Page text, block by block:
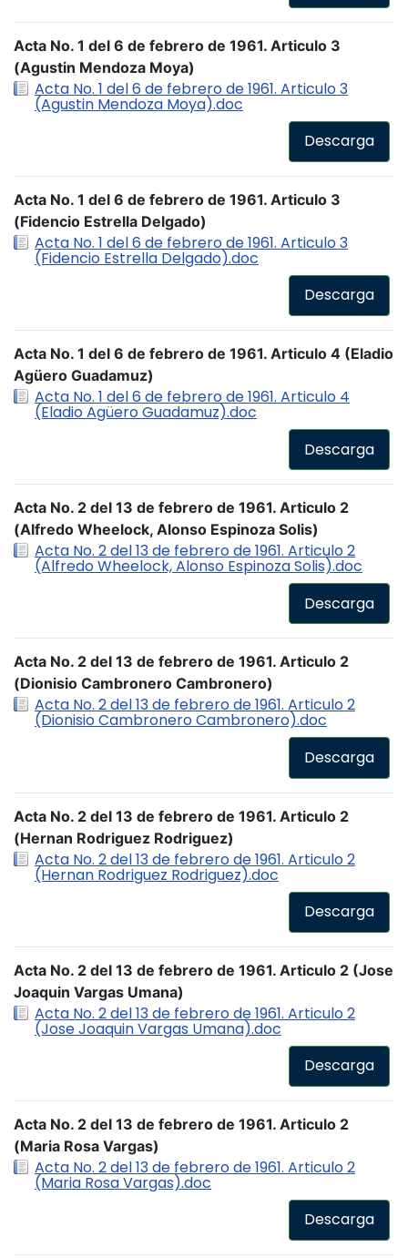
Acta No. 1 del 6 de febrero de 1961. Articulo 3
(Agustin Mendoza Moya)
Acta No. 1 del 6 de febrero de 1961. Articulo 3
(Agustin Mendoza Moya).doc
Descarga
Acta No. 1 del 6 de febrero de 1961. Articulo 3
(Fidencio Estrella Delgado)
Acta No. 1 del 6 de febrero de 1961. Articulo 3
(Fidencio Estrella Delgado).doc
Descarga
Acta No. 1 del 6 de febrero de 1961. Articulo 4 (Eladio
Agüero Guadamuz)
Acta No. 1 del 6 de febrero de 1961. Articulo 4
(Eladio Agüero Guadamuz).doc
Descarga
Acta No. 2 del 13 de febrero de 1961. Articulo 2
(Alfredo Wheelock, Alonso Espinoza Solis)
Acta No. 2 del 13 de febrero de 1961. Articulo 2
(Alfredo Wheelock, Alonso Espinoza Solis).doc
Descarga
Acta No. 2 del 13 de febrero de 1961. Articulo 2
(Dionisio Cambronero Cambronero)
Acta No. 2 del 13 de febrero de 1961. Articulo 2
(Dionisio Cambronero Cambronero).doc
Descarga
Acta No. 2 del 13 de febrero de 1961. Articulo 2
(Hernan Rodriguez Rodriguez)
Acta No. 2 del 13 de febrero de 1961. Articulo 2
(Hernan Rodriguez Rodriguez).doc
Descarga
Acta No. 2 del 13 de febrero de 1961. Articulo 2 (Jose
Joaquin Vargas Umana)
Acta No. 2 del 13 de febrero de 1961. Articulo 2
(Jose Joaquin Vargas Umana).doc
Descarga
Acta No. 2 del 13 de febrero de 1961. Articulo 2
(Maria Rosa Vargas)
Acta No. 2 del 13 de febrero de 1961. Articulo 2
(Maria Rosa Vargas).doc
Descarga